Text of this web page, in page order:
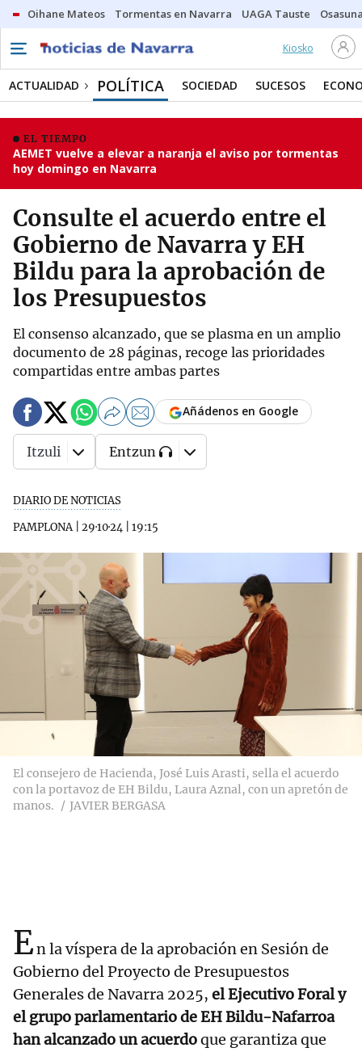
Oihane Mateos Tormentas en Navarra UAGA Tauste
Kiosko
ACTUALIDAD POLÍTICA SOCIEDAD SUCESOS
EL TIEMPO
AEMET vuelve a elevar a naranja el aviso por tormentas
hoy domingo en Navarra
Consulte el acuerdo entre el
Gobierno de Navarra y EH
Bildu para la aprobación de
los Presupuestos
El consenso alcanzado, que se plasma en un amplio
documento de 28 páginas, recoge las prioridades
compartidas entre ambas partes
DIARIO DE NOTICIAS
PAMPLONA| 29·10·24 19:15
Añádenos en Google
Itzuli Entzun
El consejero de Hacienda, José Luis Arasti, sella el acuerdo
con la portavoz de EH Bildu, Laura Aznal, con un apretón de
manos.
JAVIER BERGASA
En la víspera de la aprobación en Sesión de
Gobierno del Proyecto de Presupuestos
Generales de Navarra 2025, el Ejecutivo Foral y
el grupo parlamentario de EH Bildu-Nafarroa
han alcanzado un acuerdoque garantiza que